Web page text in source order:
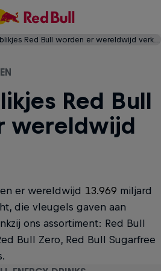
Hoeveel blikjes Red Bull worden er wereldwijd verkocht?
Red Bull
wereldwijd
er wereldwijd 13.969 miljard
die vleugels gaven aan
ons assortiment: Red Bull
Bull Zero, Red Bull Sugarfree